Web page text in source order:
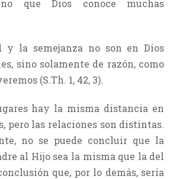
que Dios conoce muchas
y la semejanza no son en Dios
sino solamente de razón, como
(S.Th. 1, 42, 3).
hay la misma distancia en
pero las relaciones son distintas.
no se puede concluir que la
al Hijo sea la misma que la del
que, por lo demás, sería